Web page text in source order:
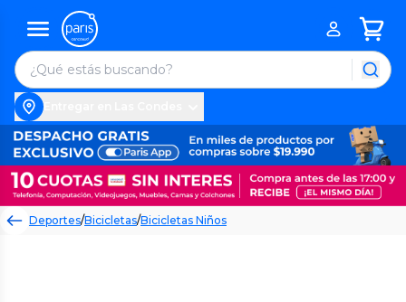
Deportes/Bicicletas/Bicicletas Niños